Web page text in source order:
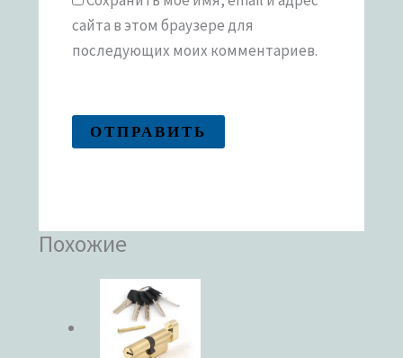
сайта в этом браузере для
последующих моих комментариев.
Похожие